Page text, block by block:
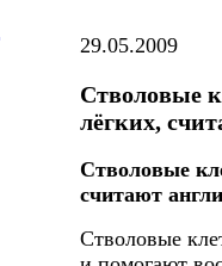
29.05.2009
Стволовые
лёгких,
Стволовые
считают
Стволовые